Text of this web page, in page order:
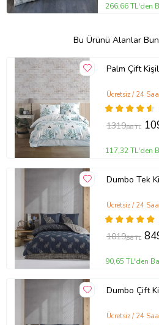
266,66 TL'den
Bu Ürünü Alanlar
Palm Çift
Ücretsiz / 24
1319,88 TL
117,32 TL'den
Dumbo Tek
Ücretsiz / 24
1019,88 TL
90,65 TL'den
Dumbo Çift
Ücretsiz / 24